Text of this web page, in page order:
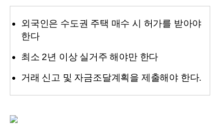
외국인은 수도권 주택 매수 시 허가를 받아야
한다
최소 2년 이상 실거주 해야만 한다
거래 신고 및 자금조달계획을 제출해야 한다.